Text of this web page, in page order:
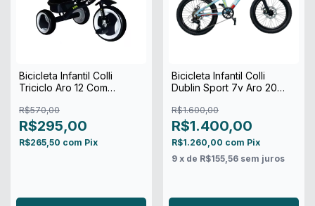
Bicicleta Infantil Colli
Triciclo Aro 12 Com
R$570,00
R$295,00
R$265,50 com Pix
Bicicleta Infantil Colli
Dublin Sport 7v Aro 20
R$1.600,00
R$1.400,00
R$1.260,00 com Pix
9 x de R$155,56 sem juros